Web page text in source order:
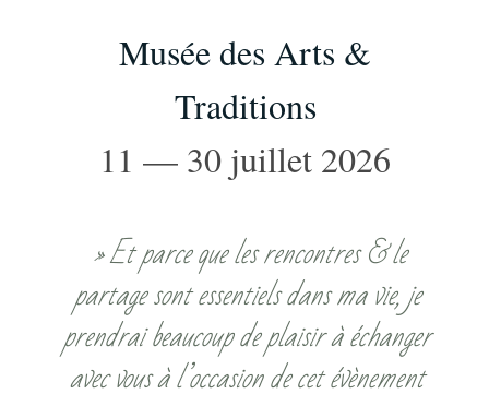
Musée des Arts &
Traditions
11 — 30 juillet 2026
» Et parce que les rencontres & le
partage sont essentiels dans ma vie, je
prendrai beaucoup de plaisir à échanger
avec vous à l’occasion de cet évènement